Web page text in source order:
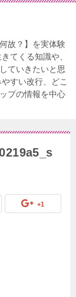
故？】を実体験
てくる知識や、
ていきたいと思
すい改行、どこ
プの情報を中心
+1